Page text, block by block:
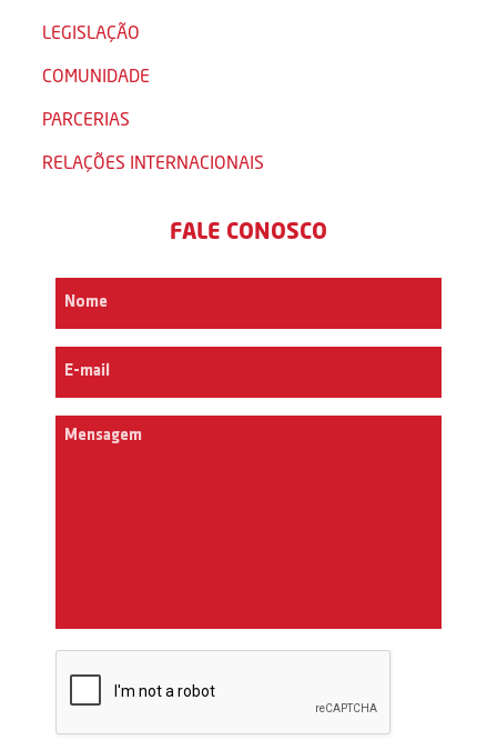
LEGISLAÇÃO
COMUNIDADE
PARCERIAS
RELAÇÕES INTERNACIONAIS
FALE CONOSCO